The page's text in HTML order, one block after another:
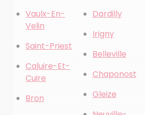
Vaulx-En-
Velin
Saint-Priest
Caluire-Et-
Cuire
Bron
Dardilly
Irigny
Belleville
Chaponost
Gleize